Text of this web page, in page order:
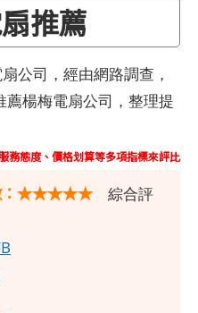
推薦
公司，經由網路調查，
楊梅電扇公司，整理提
務態度、價格划算等多項指標來評比
：★★★★★ 綜合評